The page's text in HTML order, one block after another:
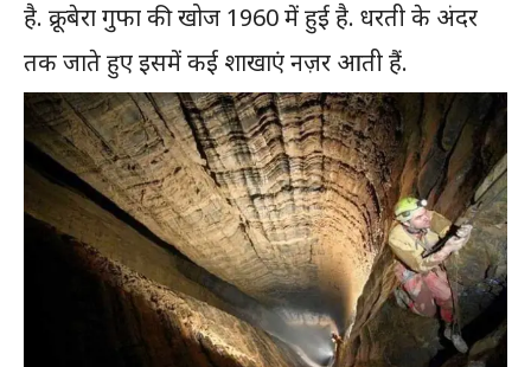
है. क्रूबेरा गुफा की खोज 1960 में हुई है. धरती के अंदर
तक जाते हुए इसमें कई शाखाएं नज़र आती हैं.